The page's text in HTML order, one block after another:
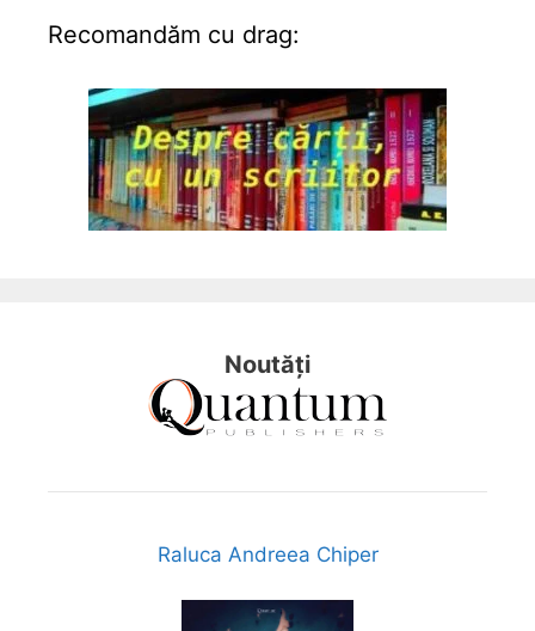
Recomandăm cu drag:
Noutăți
Raluca Andreea Chiper